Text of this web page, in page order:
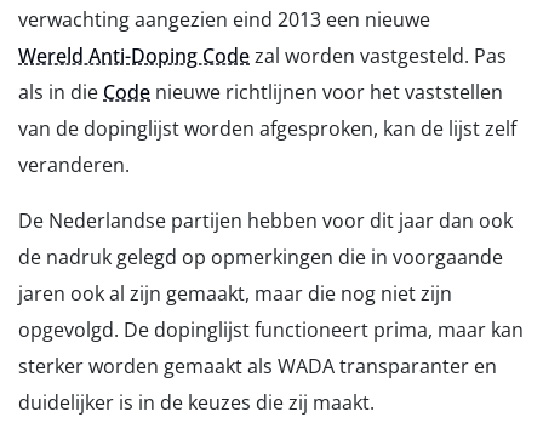
verwachting aangezien eind 2013 een nieuwe
Wereld Anti-Doping Codezal worden vastgesteld. Pas
als in die Code nieuwe richtlijnen voor het vaststellen
van de dopinglijst worden afgesproken, kan de lijst zelf
veranderen.
De Nederlandse partijen hebben voor dit jaar dan ook
de nadruk gelegd op opmerkingen die in voorgaande
jaren ook al zijn gemaakt, maar die nog niet zijn
opgevolgd. De dopinglijst functioneert prima, maar kan
sterker worden gemaakt als WADA transparanter en
duidelijker is in de keuzes die zij maakt.